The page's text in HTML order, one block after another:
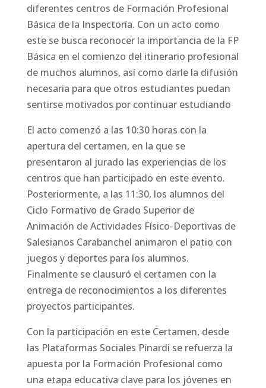
diferentes centros de Formación Profesional
Básica de la Inspectoría. Con un acto como
este se busca reconocer la importancia de la FP
Básica en el comienzo del itinerario profesional
de muchos alumnos, así como darle la difusión
necesaria para que otros estudiantes puedan
sentirse motivados por continuar estudiando
El acto comenzó a las 10:30 horas con la
apertura del certamen, en la que se
presentaron al jurado las experiencias de los
centros que han participado en este evento.
Posteriormente, a las 11:30, los alumnos del
Ciclo Formativo de Grado Superior de
Animación de Actividades Físico-Deportivas de
Salesianos Carabanchel animaron el patio con
juegos y deportes para los alumnos.
Finalmente se clausuró el certamen con la
entrega de reconocimientos a los diferentes
proyectos participantes.
Con la participación en este Certamen, desde
las Plataformas Sociales Pinardi se refuerza la
apuesta por la Formación Profesional como
una etapa educativa clave para los jóvenes en